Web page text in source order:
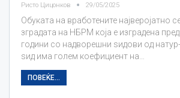
Ристо Цицонков 29/05/2025
Обуката на вработените најверојатно
зградата на НБРМ која е изградена
години со надворешни ѕидови од
ѕид има голем коефициент на…
ПОВЕЌЕ...